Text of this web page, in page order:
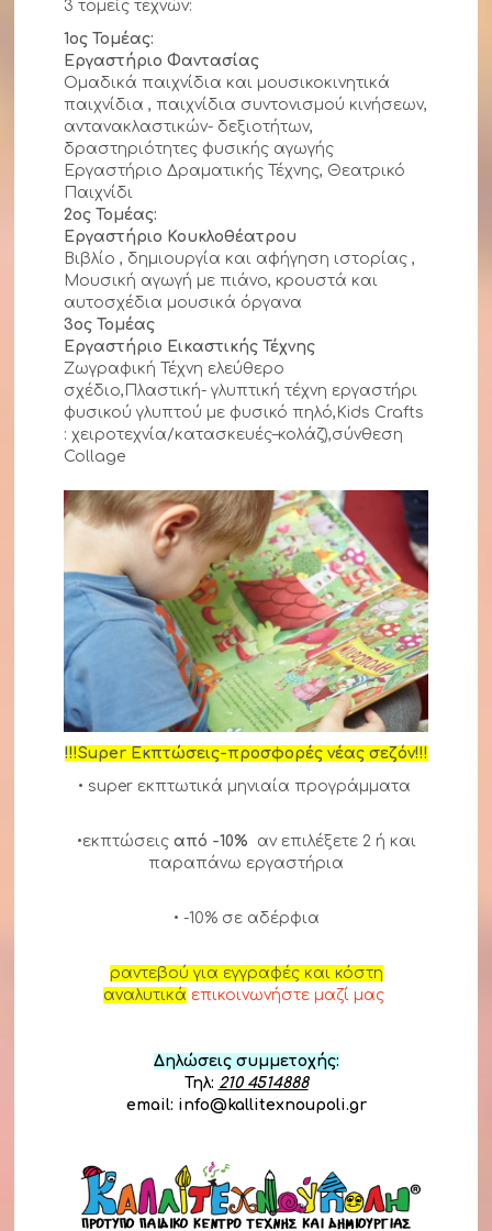
3 τομείς τεχνών:
1ος Τομέας:
Εργαστήριο Φαντασίας
Ομαδικά παιχνίδια και μουσικοκινητικά
παιχνίδια , παιχνίδια συντονισμού κινήσεων,
αντανακλαστικών- δεξιοτήτων,
δραστηριότητες φυσικής αγωγής
Εργαστήριο Δραματικής Τέχνης, Θεατρικό
Παιχνίδι
2ος Τομέας:
Εργαστήριο Κουκλοθέατρου
Βιβλίο , δημιουργία και αφήγηση ιστορίας ,
Μουσική αγωγή με πιάνο, κρουστά και
αυτοσχέδια μουσικά όργανα
3ος Τομέας
Εργαστήριο Εικαστικής Τέχνης
Ζωγραφική Τέχνη ελεύθερο
σχέδιο,Πλαστική- γλυπτική τέχνη εργαστήρι
φυσικού γλυπτού με φυσικό πηλό,Kids Crafts
: χειροτεχνία/κατασκευές–κολάζ),σύνθεση
Collage
!!!Super Εκπτώσεις-προσφορές νέας σεζόν!!!
• super εκπτωτικά μηνιαία προγράμματα
•εκπτώσεις από -10%
αν επιλέξετε 2 ή και
παραπάνω εργαστήρια
• -10% σε αδέρφια
ραντεβού για εγγραφές και κόστη
αναλυτικά επικοινωνήστε μαζί μας
Δηλώσεις συμμετοχής:
Τηλ: 210 4514888
email: info@kallitexnoupoli.gr